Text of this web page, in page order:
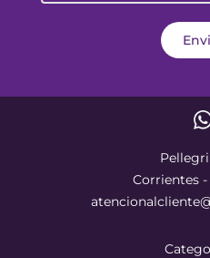
Corrientes